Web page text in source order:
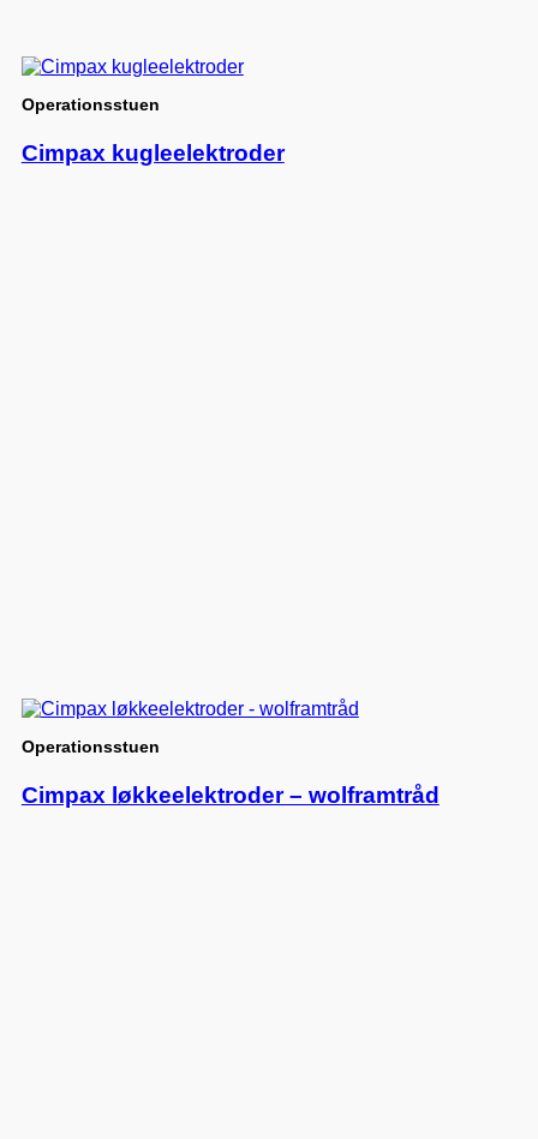
Operationsstuen
Cimpax kugleelektroder
Operationsstuen
Cimpax løkkeelektroder – wolframtråd